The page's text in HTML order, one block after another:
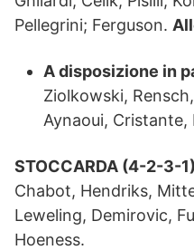
Pellegrini; Ferguson.
A disposizione in
Ziolkowski,
Aynaoui, Cristante,
STOCCARDA (4-2-3-1)
Chabot, Hendriks,
Leweling, Demirovic,
Hoeness.